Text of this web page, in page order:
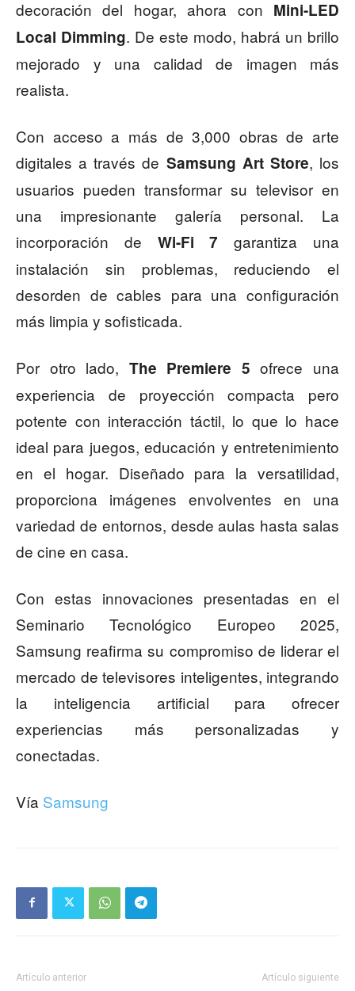
decoración del hogar, ahora con Mini-LED
Local Dimming. De este modo, habrá un brillo
mejorado y una calidad de imagen más
realista.
Con acceso a más de 3,000 obras de arte
digitales a través de Samsung Art Store, los
usuarios pueden transformar su televisor en
una impresionante galería personal. La
incorporación de Wi-Fi 7 garantiza una
instalación sin problemas, reduciendo el
desorden de cables para una configuración
más limpia y sofisticada.
Por otro lado, The Premiere 5 ofrece una
experiencia de proyección compacta pero
potente con interacción táctil, lo que lo hace
ideal para juegos, educación y entretenimiento
en el hogar. Diseñado para la versatilidad,
proporciona imágenes envolventes en una
variedad de entornos, desde aulas hasta salas
de cine en casa.
Con estas innovaciones presentadas en el
Seminario Tecnológico Europeo 2025,
Samsung reafirma su compromiso de liderar el
mercado de televisores inteligentes, integrando
la inteligencia artificial para ofrecer
experiencias más personalizadas y
conectadas.
Vía Samsung
Artículo anterior Artículo siguiente